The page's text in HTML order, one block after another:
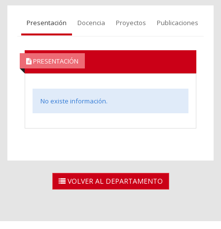
Presentación Docencia Proyectos Publicaciones
PRESENTACIÓN
No existe información.
VOLVER AL DEPARTAMENTO